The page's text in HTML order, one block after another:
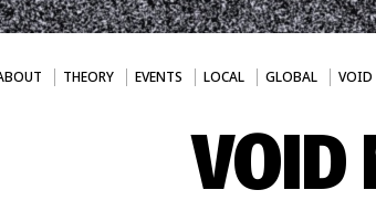
THEORY EVENTS LOCAL GLOBAL VOID
VOID